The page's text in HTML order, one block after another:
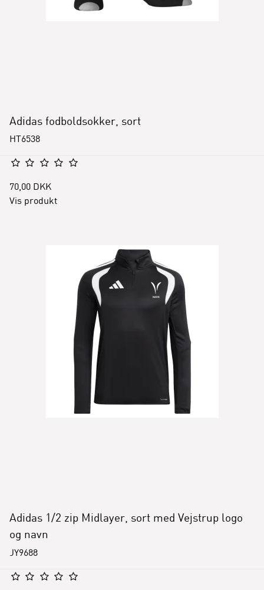
Adidas fodboldsokker, sort
HT6538
70,00 DKK
Vis produkt
Adidas 1/2 zip Midlayer, sort med Vejstrup logo
og navn
JY9688